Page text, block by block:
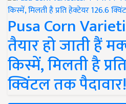
Pusa Corn
तैयार हो जाती हैं
किस्में, मिलती है
क्विंटल तक पैदावार!